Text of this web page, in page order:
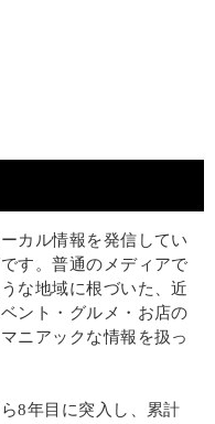
カル情報を発信してい
す。普通のメディアで
な地域に根づいた、近
ント・グルメ・お店の
ニアックな情報を扱っ
8年目に突入し、累計